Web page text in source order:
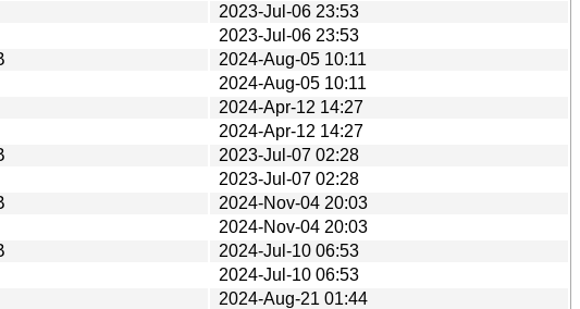
2023-Jul-06 23:53
2023-Jul-06 23:53
2024-Aug-05 10:11
2024-Aug-05 10:11
2024-Apr-12 14:27
2024-Apr-12 14:27
2023-Jul-07 02:28
2023-Jul-07 02:28
2024-Nov-04 20:03
2024-Nov-04 20:03
2024-Jul-10 06:53
2024-Jul-10 06:53
2024-Aug-21 01:44